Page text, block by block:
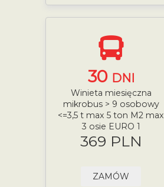
30 DNI
Winieta miesięczna
mikrobus > 9 osobowy
<=3,5 t max 5 ton M2 max
3 osie EURO 1
369 PLN
ZAMÓW